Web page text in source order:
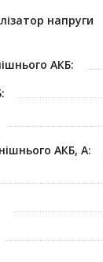
напруги
АКБ:
АКБ, А: